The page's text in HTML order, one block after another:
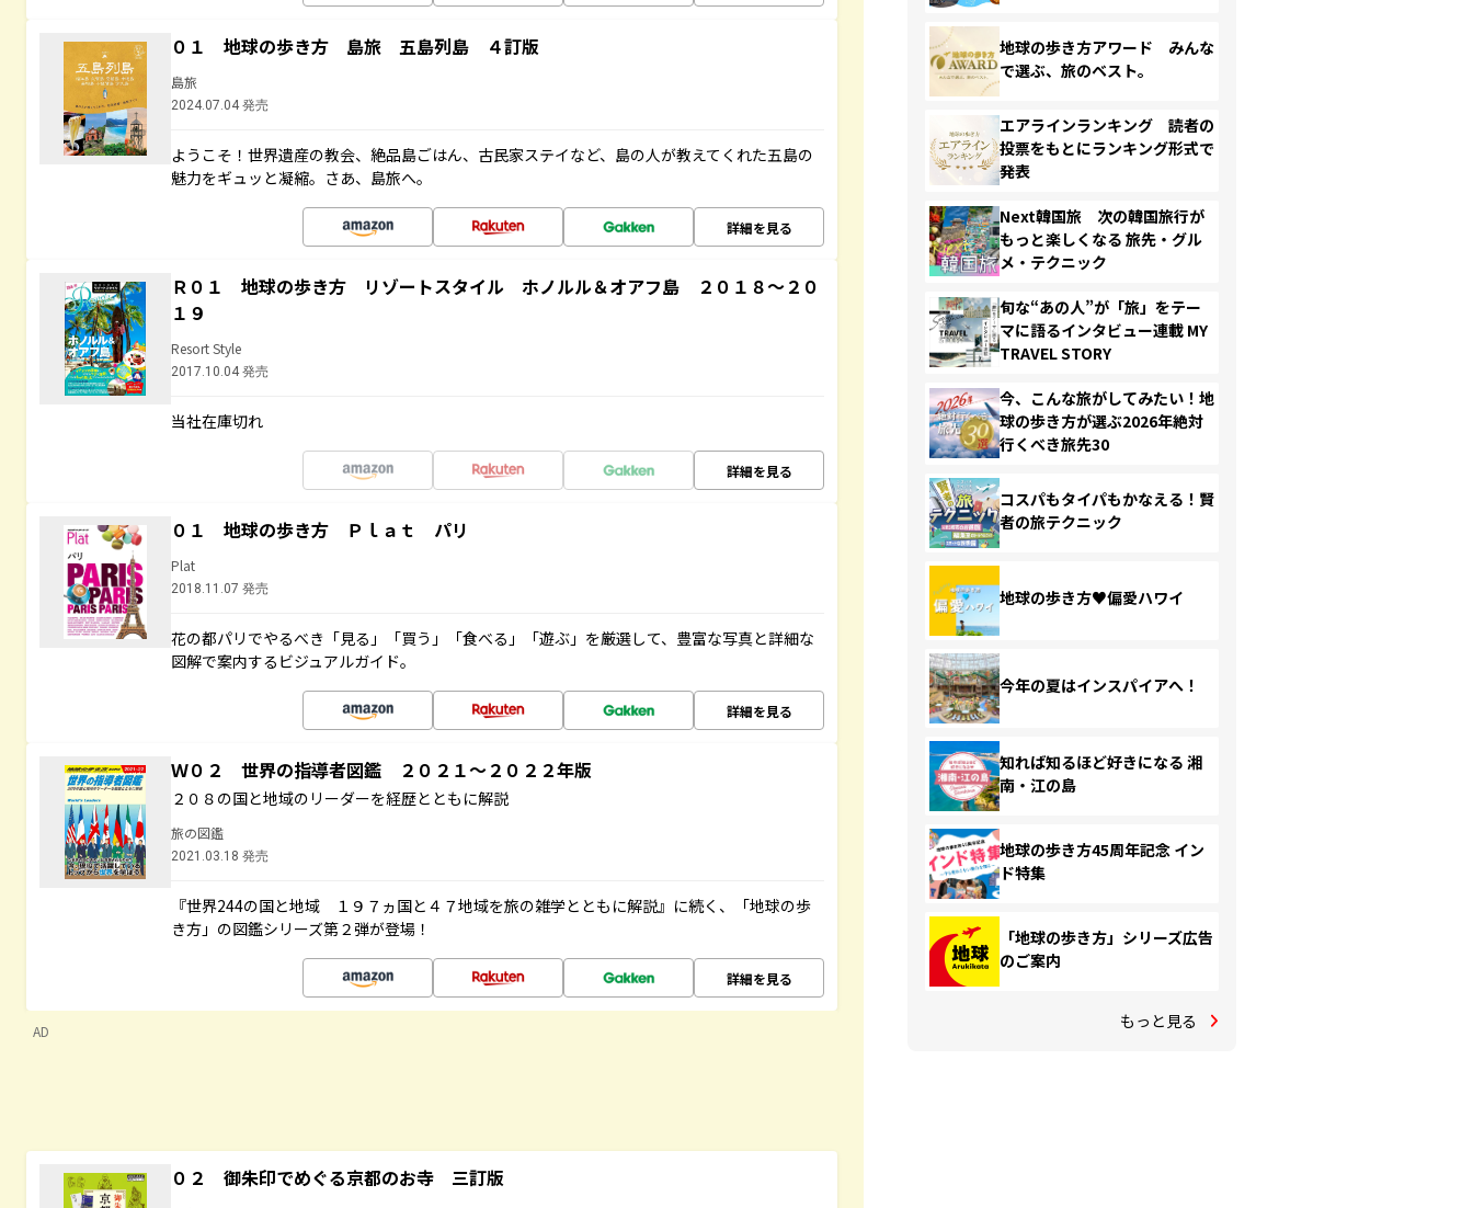
０１ 地球の歩き方 島旅 五島列島 ４訂版
島旅
2024.07.04 発売
ようこそ！世界遺産の教会、絶品島ごはん、古民家ステイなど、島の人が教えてくれた五島の
魅力をギュッと凝縮。さあ、島旅へ。
詳細を見る
Ｒ０１ 地球の歩き方 リゾートスタイル ホノルル＆オアフ島 ２０１８～２０
１９
Resort Style
2017.10.04 発売
当社在庫切れ
詳細を見る
０１ 地球の歩き方 Ｐｌａｔ パリ
Plat
2018.11.07 発売
花の都パリでやるべき「見る」「買う」「食べる」「遊ぶ」を厳選して、豊富な写真と詳細な
図解で案内するビジュアルガイド。
詳細を見る
Ｗ０２ 世界の指導者図鑑 ２０２１～２０２２年版
２０８の国と地域のリーダーを経歴とともに解説
旅の図鑑
2021.03.18 発売
『世界244の国と地域 １９７ヵ国と４７地域を旅の雑学とともに解説』に続く、「地球の歩
き方」の図鑑シリーズ第２弾が登場！
詳細を見る
AD
０２ 御朱印でめぐる京都のお寺 三訂版
地球の歩き方アワード みんな
で選ぶ、旅のベスト。
エアラインランキング 読者の
投票をもとにランキング形式で
発表
Next韓国旅 次の韓国旅行が
もっと楽しくなる 旅先・グル
メ・テクニック
旬な“あの人”が「旅」をテー
マに語るインタビュー連載 MY
TRAVEL STORY
今、こんな旅がしてみたい！地
球の歩き方が選ぶ2026年絶対
行くべき旅先30
コスパもタイパもかなえる！賢
者の旅テクニック
地球の歩き方♥偏愛ハワイ
今年の夏はインスパイアへ！
知れば知るほど好きになる 湘
南・江の島
地球の歩き方45周年記念 イン
ド特集
「地球の歩き方」シリーズ広告
のご案内
もっと見る